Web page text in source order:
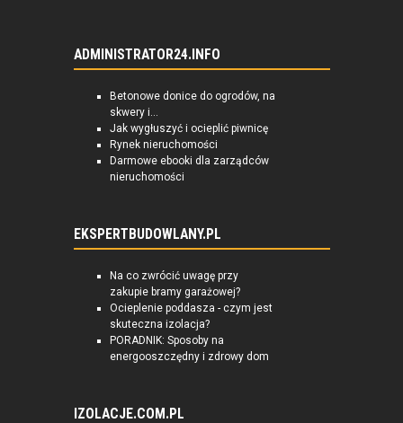
ADMINISTRATOR24.INFO
Betonowe donice do ogrodów, na
skwery i...
Jak wygłuszyć i ocieplić piwnicę
Rynek nieruchomości
Darmowe ebooki dla zarządców
nieruchomości
EKSPERTBUDOWLANY.PL
Na co zwrócić uwagę przy
zakupie bramy garażowej?
Ocieplenie poddasza - czym jest
skuteczna izolacja?
PORADNIK: Sposoby na
energooszczędny i zdrowy dom
IZOLACJE.COM.PL